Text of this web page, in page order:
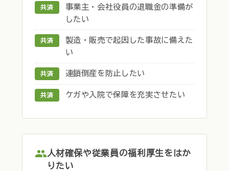
共済
事業主・会社役員の退職金の準備が
したい
共済
製造・販売で起因した事故に備えた
い
共済 連鎖倒産を防止したい
共済 ケガや入院で保障を充実させたい
人材確保や従業員の福利厚生をはか
りたい